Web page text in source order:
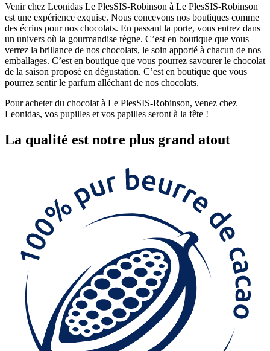
Venir chez Leonidas Le PlesSIS-Robinson à Le PlesSIS-Robinson
est une expérience exquise. Nous concevons nos boutiques comme
des écrins pour nos chocolats. En passant la porte, vous entrez dans
un univers où la gourmandise règne. C’est en boutique que vous
verrez la brillance de nos chocolats, le soin apporté à chacun de nos
emballages. C’est en boutique que vous pourrez savourer le chocolat
de la saison proposé en dégustation. C’est en boutique que vous
pourrez sentir le parfum alléchant de nos chocolats.
Pour acheter du chocolat à Le PlesSIS-Robinson, venez chez
Leonidas, vos pupilles et vos papilles seront à la fête !
La qualité est notre plus grand atout